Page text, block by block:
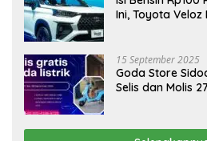
Ini, Toyota
15 September 2025
Goda Store
Selis dan Molis